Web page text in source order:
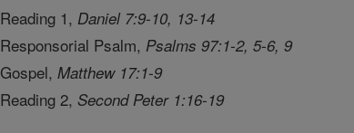
Reading 1, Daniel 7:9-10, 13-14
Responsorial Psalm, Psalms 97:1-2, 5-6, 9
Gospel,Matthew 17:1-9
Reading 2,Second Peter 1:16-19